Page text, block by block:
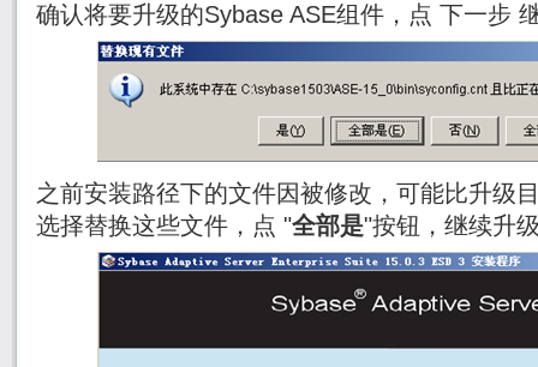
确认将要升级的Sybase ASE组件，点 下一步
之前安装路径下的文件因被修改，可能比升级
选择替换这些文件，点 "全部是"按钮，继续升